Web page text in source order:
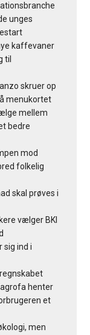
unges
kaffevaner
til
skruer op
menukortet
mellem
bedre
mod
folkelig
skal prøves i
vælger BKI
sig ind i
henter
et
men